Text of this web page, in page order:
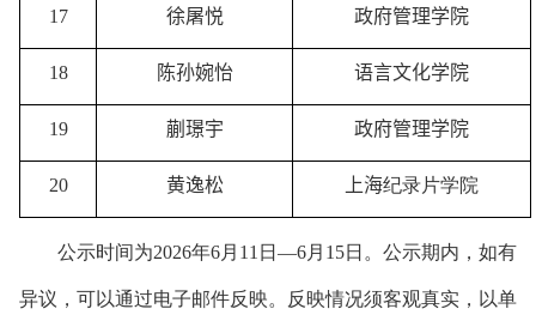
17 徐屠悦 政府管理学院
18 陈孙婉怡 语言文化学院
19 蒯璟宇 政府管理学院
20 黄逸松 上海纪录片学院
公示时间为2026年6月 11 日—6月 15日。公示期内，如有
异议，可以通过电子邮件反映。反映情况须客观真实，以单